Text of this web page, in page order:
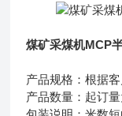
煤矿采煤机MCP
产品规格：根据
产品数量：起订